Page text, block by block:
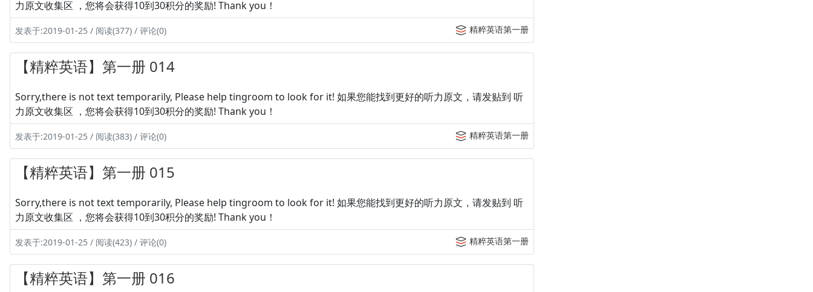
力原文收集区 ，您将会获得10到30积分的奖励! Thank you！
发表于:2019-01-25 / 阅读(377) / 评论(0) 精粹英语第一册
【精粹英语】第一册 014
Sorry,there is not text temporarily, Please help tingroom to look for it! 如果您能找到更好的听力原文，请发贴到 听
力原文收集区 ，您将会获得10到30积分的奖励! Thank you！
发表于:2019-01-25 / 阅读(383) / 评论(0) 精粹英语第一册
【精粹英语】第一册 015
Sorry,there is not text temporarily, Please help tingroom to look for it! 如果您能找到更好的听力原文，请发贴到 听
力原文收集区 ，您将会获得10到30积分的奖励! Thank you！
发表于:2019-01-25 / 阅读(423) / 评论(0) 精粹英语第一册
【精粹英语】第一册 016